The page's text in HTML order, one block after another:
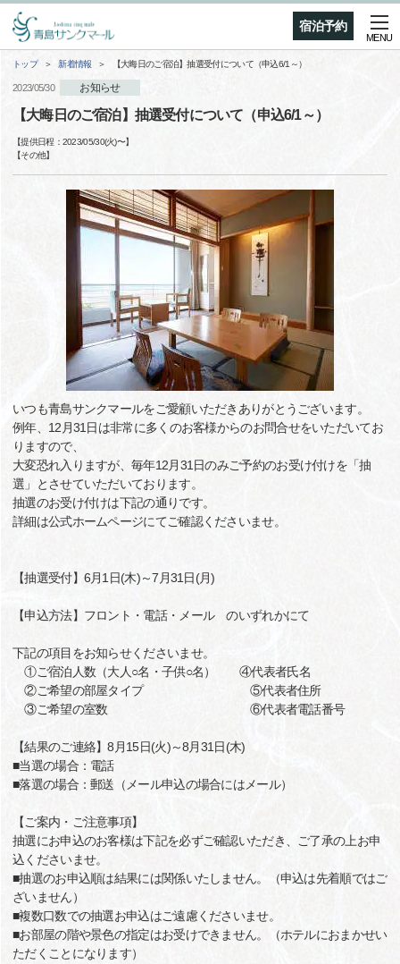
宿泊予約
MENU
トップ 新着情報 【大晦日のご宿泊】抽選受付について（申込6/1～）
2023/05/30 お知らせ
【大晦日のご宿泊】抽選受付について（申込6/1～）
【提供日程： 2023/05/30(火)〜】
【その他】
いつも青島サンクマールをご愛顧いただきありがとうございます。
例年、12月31日は非常に多くのお客様からのお問合せをいただいてお
りますので、
大変恐れ入りますが、毎年12月31日のみご予約のお受け付けを「抽
選」とさせていただいております。
抽選のお受け付けは下記の通りです。
詳細は公式ホームページにてご確認くださいませ。
【抽選受付】6月1日(木)～7月31日(月)
【申込方法】フロント・電話・メール のいずれかにて
下記の項目をお知らせくださいませ。
①ご宿泊人数（大人○名・子供○名） ④代表者氏名
②ご希望の部屋タイプ ⑤代表者住所
③ご希望の室数 ⑥代表者電話番号
【結果のご連絡】8月15日(火)～8月31日(木)
■当選の場合：電話
■落選の場合：郵送（メール申込の場合にはメール）
【ご案内・ご注意事項】
抽選にお申込のお客様は下記を必ずご確認いただき、ご了承の上お申
込くださいませ。
■抽選のお申込順は結果には関係いたしません。（申込は先着順ではご
ざいません）
■複数口数での抽選お申込はご遠慮くださいませ。
■お部屋の階や景色の指定はお受けできません。（ホテルにおまかせい
ただくことになります）